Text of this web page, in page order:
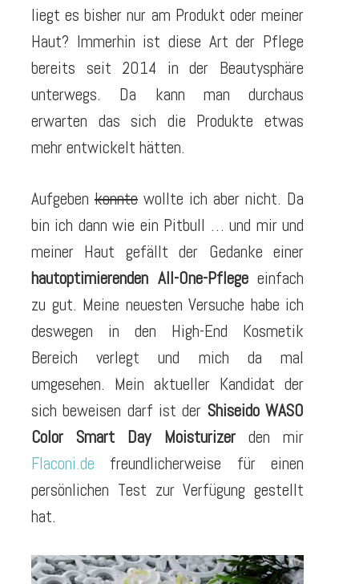
liegt es bisher nur am Produkt oder meiner
Haut? Immerhin ist diese Art der Pflege
bereits seit 2014 in der Beautysphäre
unterwegs. Da kann man durchaus
erwarten das sich die Produkte etwas
mehr entwickelt hätten.
Aufgeben konnte wollte ich aber nicht. Da
bin ich dann wie ein Pitbull … und mir und
meiner Haut gefällt der Gedanke einer
hautoptimierenden All-One-Pflegeeinfach
zu gut. Meine neuesten Versuche habe ich
deswegen in den High-End Kosmetik
Bereich verlegt und mich da mal
umgesehen. Mein aktueller Kandidat der
sich beweisen darf ist der Shiseido WASO
Color Smart Day Moisturizerden mir
Flaconi.de freundlicherweise für einen
persönlichen Test zur Verfügung gestellt
hat.